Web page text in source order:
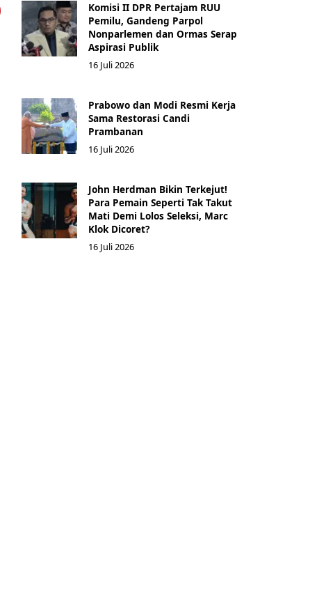
Komisi II DPR Pertajam RUU
Pemilu, Gandeng Parpol
Nonparlemen dan Ormas Serap
Aspirasi Publik
16 Juli 2026
Prabowo dan Modi Resmi Kerja
Sama Restorasi Candi
Prambanan
16 Juli 2026
John Herdman Bikin Terkejut!
Para Pemain Seperti Tak Takut
Mati Demi Lolos Seleksi, Marc
Klok Dicoret?
16 Juli 2026